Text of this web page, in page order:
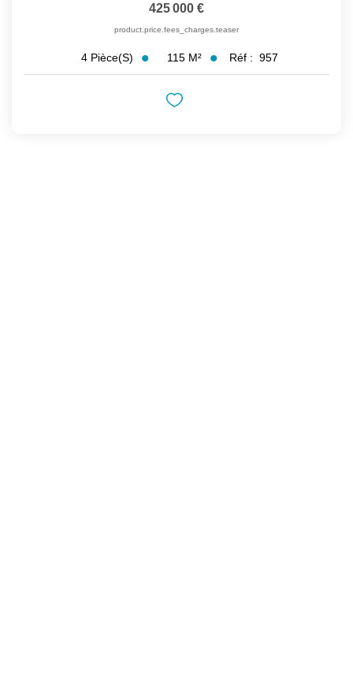
425 000 €
product.price.fees_charges.teaser
4 Pièce(s) 115 M² Réf : 957